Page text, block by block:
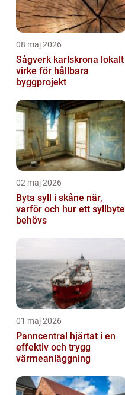
08 maj 2026
Sågverk karlskrona lokalt
virke för hållbara
byggprojekt
02 maj 2026
Byta syll i skåne när,
varför och hur ett syllbyte
behövs
01 maj 2026
Panncentral hjärtat i en
effektiv och trygg
värmeanläggning